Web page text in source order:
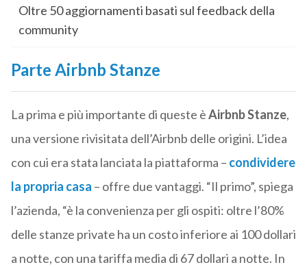
Oltre 50 aggiornamenti basati sul feedback della
community
Parte Airbnb Stanze
La prima e più importante di queste èAirbnb Stanze,
una versione rivisitata dell’Airbnb delle origini. L’idea
con cui era stata lanciata la piattaforma – condividere
la propria casa – offre due vantaggi. “Il primo”, spiega
l’azienda, “è la convenienza per gli ospiti: oltre l’80%
delle stanze private ha un costo inferiore ai 100 dollari
a notte, con una tariffa media di 67 dollari a notte. In